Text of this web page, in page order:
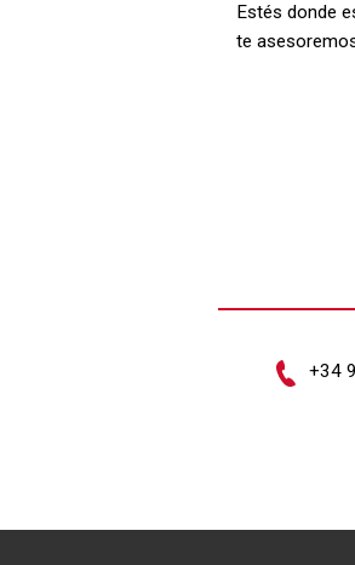
Estés donde
te
+34